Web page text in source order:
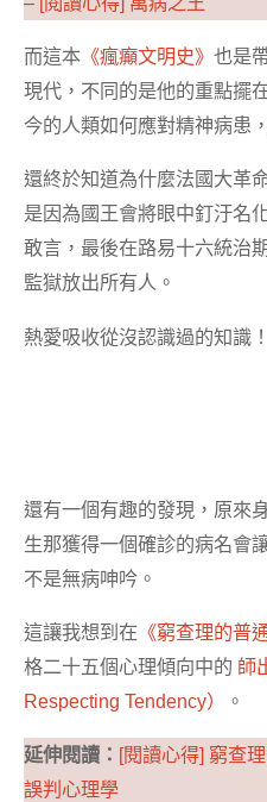
而這本 《瘋癲文明史》也是
現代，不同的是他的重點擺
今的人類如何應對精神病患
還終於知道為什麼法國大革
是因為國王會將眼中釘汙名
敢言，最後在路易十六統治
監獄放出所有人。
熱愛吸收從沒認識過的知識！
還有一個有趣的發現，原來
生那獲得一個確診的病名會
不是無病呻吟。
這讓我想到在 《窮查理的普
格二十五個心理傾向中的 師
Respecting Tendency）
。
延伸閱讀： [閱讀心得] 窮查
誤判心理學